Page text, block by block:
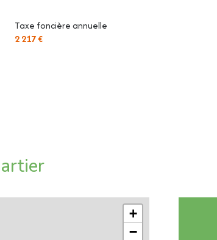
éclairages et arboré avec oliviers, lauriers,
Taxe foncière annuelle
2 217 €
+
−